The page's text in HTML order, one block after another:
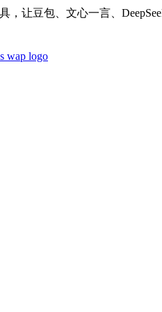
，让豆包、文心一言、